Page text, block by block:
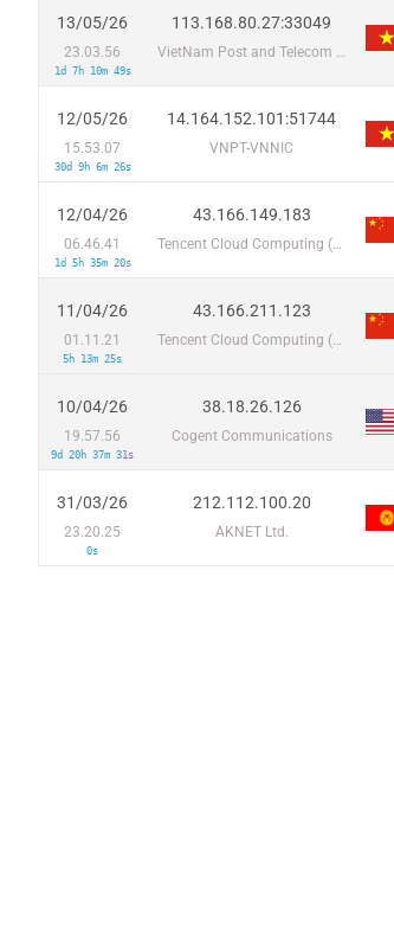
13/05/26
23.03.56
1d 7h 10m 49s
113.168.80.27:33049
VietNam Post and Telecom Corporation
12/05/26
15.53.07
30d 9h 6m 26s
14.164.152.101:51744
VNPT-VNNIC
12/04/26
06.46.41
1d 5h 35m 20s
43.166.149.183
Tencent Cloud Computing (Beijing) Co
11/04/26
01.11.21
5h 13m 25s
43.166.211.123
Tencent Cloud Computing (Beijing) Co
10/04/26
19.57.56
9d 20h 37m 31s
38.18.26.126
Cogent Communications
31/03/26
23.20.25
0s
212.112.100.20
AKNET Ltd.